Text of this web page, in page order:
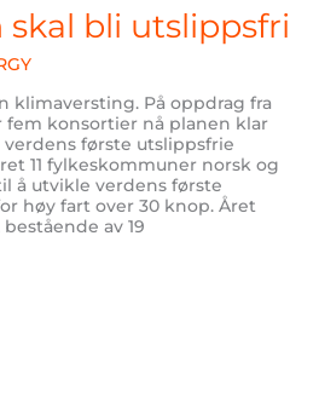
bli utslippsfri
klimaversting. På oppdrag fra
konsortier nå planen klar
første utslippsfrie
11 fylkeskommuner norsk og
å utvikle verdens første
høy fart over 30 knop. Året
av 19